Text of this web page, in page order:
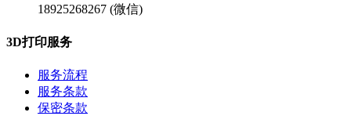
18925268267 (微信)
3D打印服务
服务流程
服务条款
保密条款